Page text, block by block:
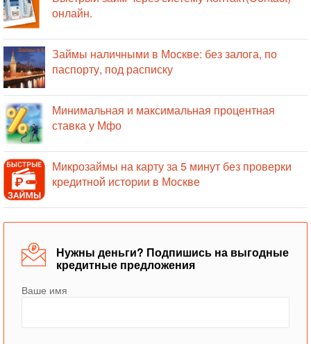
онлайн.
Займы наличными в Москве: без залога, по
паспорту, под расписку
Минимальная и максимальная процентная
ставка у Мфо
Микрозаймы на карту за 5 минут без проверки
кредитной истории в Москве
Нужны деньги? Подпишись на выгодные
кредитные предложения
Ваше имя